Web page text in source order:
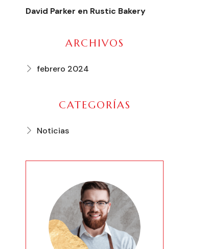
David Parker en Rustic Bakery
ARCHIVOS
febrero 2024
CATEGORÍAS
Noticias